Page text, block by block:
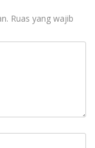
Ruas yang wajib